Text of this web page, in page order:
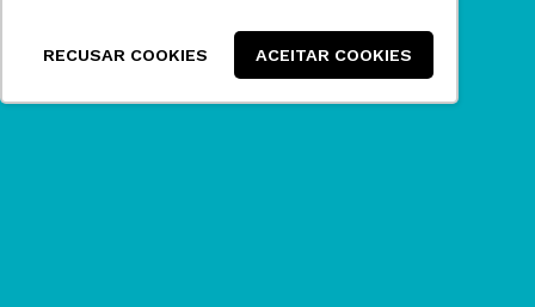
RECUSAR COOKIES ACEITAR COOKIES